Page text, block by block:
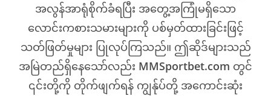
အလွန်အာရုံစိုက်ခံရပြီး အတွေ့အကြုံမရှိသော
လောင်းကစားသမားများကို ပစ်မှတ်ထားခြင်းဖြင့်
သတ်ဖြတ်မှုများ ပြုလုပ်ကြသည်။ ဤဆိုဒ်များသည်
အမြဲတည်ရှိနေသော်လည်း MMSportbet.com တွင်
၎င်းတို့ကို တိုက်ဖျက်ရန် ကျွန်ုပ်တို့ အကောင်းဆုံး